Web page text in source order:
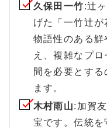
久保田一竹:辻
げた「一竹辻が
物語性のある鮮
え、複雑なプ
間を必要とす
ます。
木村雨山:加賀
宝です。伝統